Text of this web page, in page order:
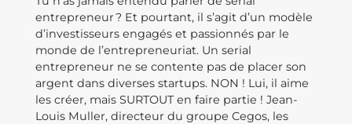
entrepreneur ? Et pourtant, il s’agit d’un modèle
d’investisseurs engagés et passionnés par le
monde de l’entrepreneuriat. Un serial
entrepreneur ne se contente pas de placer son
argent dans diverses startups. NON ! Lui, il aime
les créer, mais SURTOUT en faire partie ! Jean-
Louis Muller, directeur du groupe Cegos, les